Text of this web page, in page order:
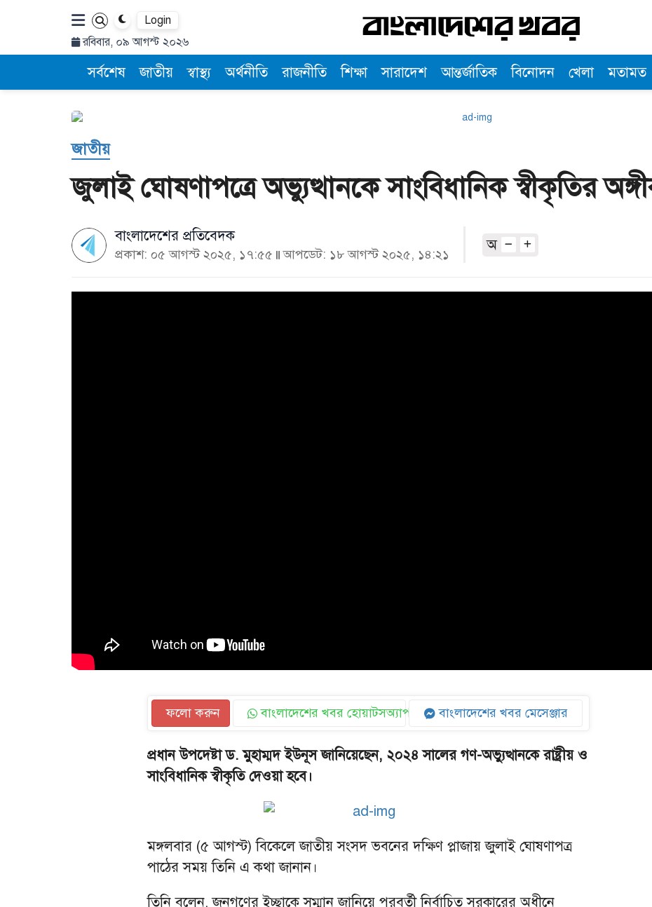
Login
রবিবার, ০৯ আগস্ট ২০২৬
সর্বশেষ জাতীয় স্বাস্থ্য অর্থনীতি রাজনীতি শিক্ষা সারাদেশ আন্তর্জাতিক বিনোদন খেলা মতামত
জাতীয়
জুলাই ঘোষণাপত্রে অভ্যুত্থানকে সাংবিধানিক স্বীকৃতির
বাংলাদেশের প্রতিবেদক
প্রকাশ: ০৫ আগস্ট ২০২৫, ১৭:৫৫ আপডেট: ১৮ আগস্ট ২০২৫, ১৪:২১
অ
ফলো করুন বাংলাদেশের খবর হোয়াটসঅ্যাপ বাংলাদেশের খবর মেসেঞ্জার
প্রধান উপদেষ্টা ড. মুহাম্মদ ইউনূস জানিয়েছেন, ২০২৪ সালের গণ-অভ্যুত্থানকে রাষ্ট্রীয় ও
সাংবিধানিক স্বীকৃতি দেওয়া হবে।
মঙ্গলবার (৫ আগস্ট) বিকেলে জাতীয় সংসদ ভবনের দক্ষিণ প্লাজায় জুলাই ঘোষণাপত্র
পাঠের সময় তিনি এ কথা জানান।
তিনি বলেন, জনগণের ইচ্ছাকে সম্মান জানিয়ে পরবর্তী নির্বাচিত সরকারের অধীনে